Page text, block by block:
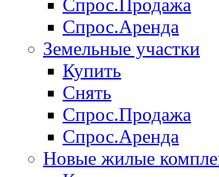
Спрос.Продажа
Спрос.Аренда
Земельные участки
Купить
Снять
Спрос.Продажа
Спрос.Аренда
Новые жилые